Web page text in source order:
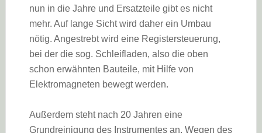
nun in die Jahre und Ersatzteile gibt es nicht
mehr. Auf lange Sicht wird daher ein Umbau
nötig. Angestrebt wird eine Registersteuerung,
bei der die sog. Schleifladen, also die oben
schon erwähnten Bauteile, mit Hilfe von
Elektromagneten bewegt werden.
Außerdem steht nach 20 Jahren eine
Grundreinigung des Instrumentes an. Wegen des